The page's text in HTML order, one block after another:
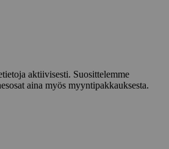
aktiivisesti. Suosittelemme
aina myös myyntipakkauksesta.